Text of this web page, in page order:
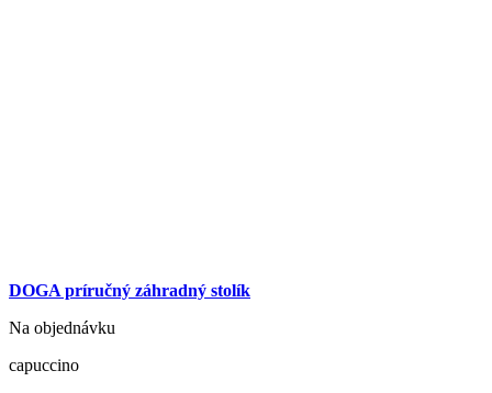
DOGA príručný záhradný stolík
Na objednávku
capuccino